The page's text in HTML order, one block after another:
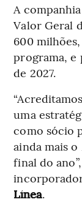
A
Valor Geral
600
programa, e
de 2027.
uma
como sócio
ainda mais o
final do
Línea.